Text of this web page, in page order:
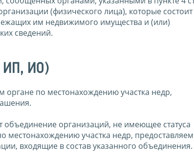
(физического лица), которые состоит
им недвижимого имущества и (или)
сведений.
ИП, ИО)
органе по местонахождению участка недр,
объединение организаций, не имеющее статуса
местонахождению участка недр,
входящие в состав указанного объединения.